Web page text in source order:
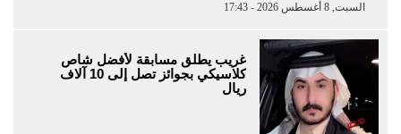
السبت, 8 أغسطس 2026 - 17:43
غريب يطلق مسابقة لأفضل شاص
كلاسيكي بجوائز تصل إلى 10 آلاف
ريال